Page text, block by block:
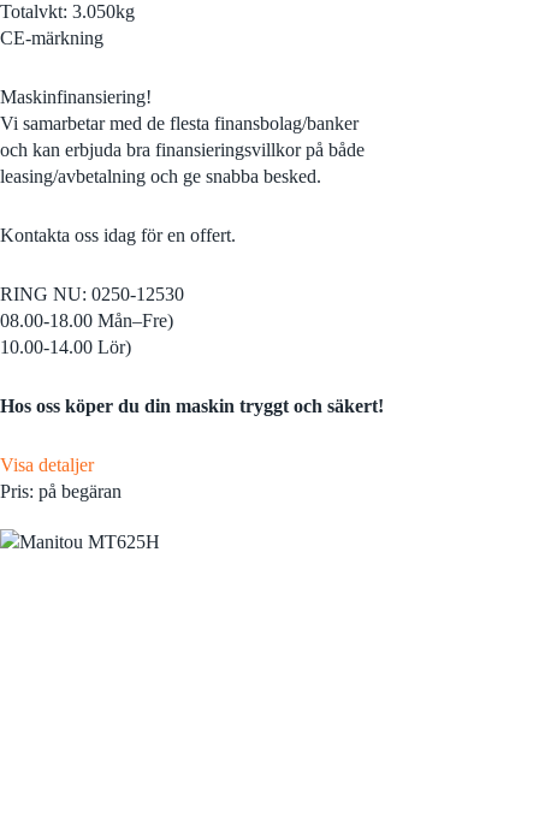
Totalvkt: 3.050kg
CE-märkning
Maskinfinansiering!
Vi samarbetar med de flesta finansbolag/banker
och kan erbjuda bra finansieringsvillkor på både
leasing/avbetalning och ge snabba besked.
Kontakta oss idag för en offert.
RING NU: 0250-12530
08.00-18.00 Mån–Fre)
10.00-14.00 Lör)
Hos oss köper du din maskin tryggt och säkert!
Visa detaljer
Pris: på begäran